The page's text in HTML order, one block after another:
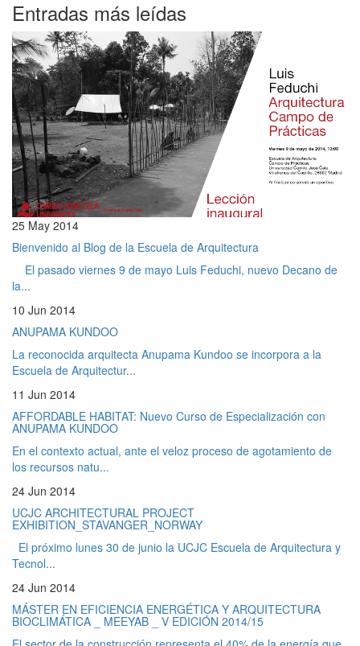
Entradas más leídas
25 May 2014
Bienvenido al Blog de la Escuela de Arquitectura
El pasado viernes 9 de mayo Luis Feduchi, nuevo Decano de
la...
10 Jun 2014
ANUPAMA KUNDOO
La reconocida arquitecta Anupama Kundoo se incorpora a la
Escuela de Arquitectur...
11 Jun 2014
AFFORDABLE HABITAT: Nuevo Curso de Especialización con
ANUPAMA KUNDOO
En el contexto actual, ante el veloz proceso de agotamiento de
los recursos natu...
24 Jun 2014
UCJC ARCHITECTURAL PROJECT
EXHIBITION_STAVANGER_NORWAY
El próximo lunes 30 de junio la UCJC Escuela de Arquitectura y
Tecnol...
24 Jun 2014
MÁSTER EN EFICIENCIA ENERGÉTICA Y ARQUITECTURA
BIOCLIMÁTICA _ MEEYAB _ V EDICIÓN 2014/15